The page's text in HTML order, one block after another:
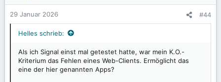
29 Januar 2026 #44
Helles schrieb:
Als ich Signal einst mal getestet hatte, war mein K.O.-
Kriterium das Fehlen eines Web-Clients. Ermöglicht das
eine der hier genannten Apps?